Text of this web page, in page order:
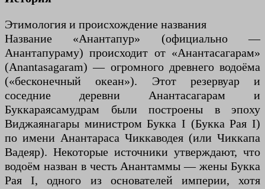
Этимология и происхождение названия
Название «Анантапур» (официально —
Анантапураму) происходит от «Анантасагарам»
(Anantasagaram) — огромного древнего водоёма
(«бесконечный океан»). Этот резервуар и
соседние деревни Анантасагарам и
Буккараясамудрам были построены в эпоху
Виджаянагары министром Букка I (Букка Рая I)
по имени Анантараса Чиккаводея (или Чиккапа
Вадеяр). Некоторые источники утверждают, что
водоём назван в честь Анантаммы — жены Букка
Рая I, одного из основателей империи, хотя